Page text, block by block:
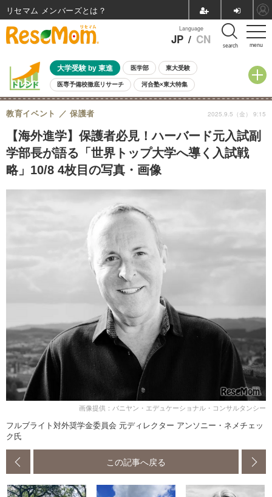
menu
Language
JP / CN search
大学受験 by 東進 医学部 東大受験
医専予備校徹底リサーチ 河合塾×東大特集
親子で考える大学選び 高校受験 中学受験 小学校受験
共通テスト 夏休み
8月開催イベント・WS 全国公立高校 過去問 人気記事
自由研究教材（小学生向け） 自由研究教材（中学生向け） ランキング
【海外進学】保護者必見！ハーバード元入試副
学部長が語る「世界トップ大学へ導く入試戦
略」10/8 4枚目の写真・画像
教育イベント 保護者 2025.9.5（金） 9:15
画像提供：バニヤン・エデュケーショナル・コンサルタンシー
フルブライト対外奨学金委員会 元ディレクター アンソニー・ネメチェッ
ク氏
この記事へ戻る
リセマム メンバーズ